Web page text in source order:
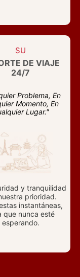
SU
DE VIAJE
24/7
Problema, En
Momento, En
Lugar."
y tranquilidad
prioridad.
instantáneas,
que nunca esté
esperando.